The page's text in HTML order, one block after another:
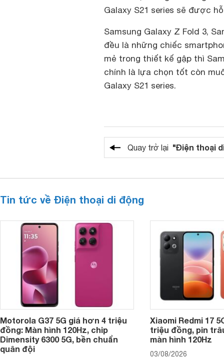
Galaxy S21 series sẽ được
Samsung Galaxy Z Fold 3,
đều là những chiếc
mẻ trong thiết kế gập thì
chính là lựa chọn tốt còn
Galaxy S21 series.
Quay trở lại "Điện thoại
Tin tức về Điện thoại di động
Motorola G37 5G giá hơn 4 triệu
đồng: Màn hình 120Hz, chip
Dimensity 6300 5G, bền chuẩn
quân đội
Xiaomi Redmi 17
triệu đồng, pin
màn hình 120Hz
03/08/2026